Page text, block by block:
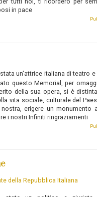
in pace
un'attrice italiana di teatro e
questo Memorial, per
della sua opera, si è
vita sociale, culturale del
erigere un monumento
i nostri Infiniti ringraziamenti
della Repubblica Italiana